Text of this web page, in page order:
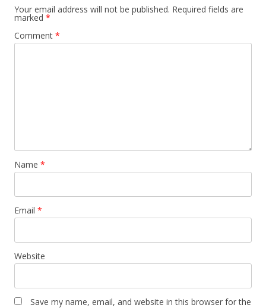
a
t
i
Your email address will not be published. Required fields are
marked *
Comment *
Name *
Email *
Website
Save my name, email, and website in this browser for the